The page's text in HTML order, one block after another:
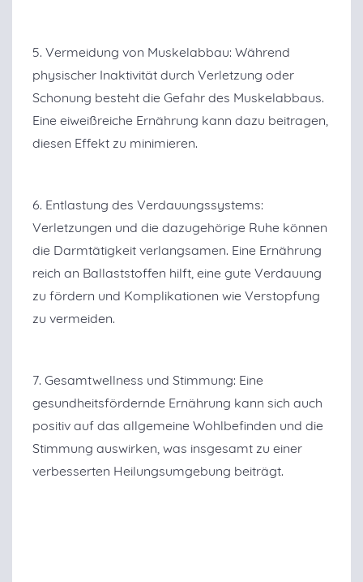
5. Vermeidung von Muskelabbau: Während
physischer Inaktivität durch Verletzung oder
Schonung besteht die Gefahr des Muskelabbaus.
Eine eiweißreiche Ernährung kann dazu beitragen,
diesen Effekt zu minimieren.
6. Entlastung des Verdauungssystems:
Verletzungen und die dazugehörige Ruhe können
die Darmtätigkeit verlangsamen. Eine Ernährung
reich an Ballaststoffen hilft, eine gute Verdauung
zu fördern und Komplikationen wie Verstopfung
zu vermeiden.
7. Gesamtwellness und Stimmung: Eine
gesundheitsfördernde Ernährung kann sich auch
positiv auf das allgemeine Wohlbefinden und die
Stimmung auswirken, was insgesamt zu einer
verbesserten Heilungsumgebung beiträgt.